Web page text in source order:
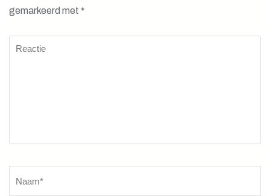
gemarkeerd met *
Reactie